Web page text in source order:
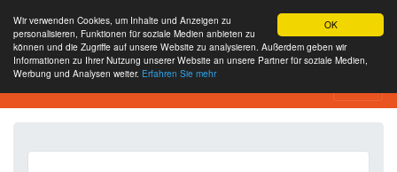
OK
Wir verwenden Cookies, um Inhalte und Anzeigen zu
personalisieren, Funktionen für soziale Medien anbieten zu
können und die Zugriffe auf unsere Website zu analysieren. Außerdem geben wir
Informationen zu Ihrer Nutzung unserer Website an unsere Partner für soziale Medien,
Werbung und Analysen weiter. Erfahren Sie mehr
SEO Analytics